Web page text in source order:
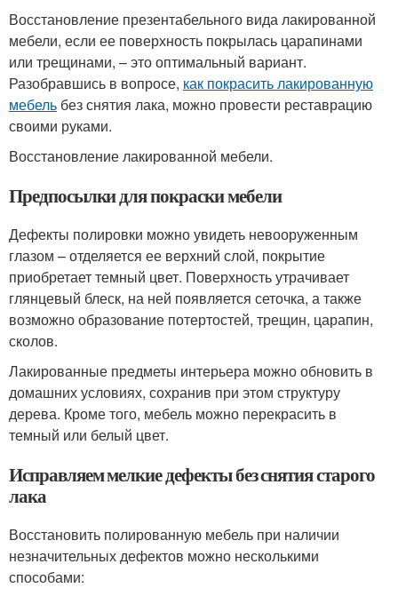
Восстановление презентабельного вида лакированной
мебели, если ее поверхность покрылась царапинами
или трещинами, – это оптимальный вариант.
Разобравшись в вопросе, как покрасить лакированную
мебель без снятия лака, можно провести реставрацию
своими руками.
Восстановление лакированной мебели.
Предпосылки для покраски мебели
Дефекты полировки можно увидеть невооруженным
глазом – отделяется ее верхний слой, покрытие
приобретает темный цвет. Поверхность утрачивает
глянцевый блеск, на ней появляется сеточка, а также
возможно образование потертостей, трещин, царапин,
сколов.
Лакированные предметы интерьера можно обновить в
домашних условиях, сохранив при этом структуру
дерева. Кроме того, мебель можно перекрасить в
темный или белый цвет.
Исправляем мелкие дефекты без снятия старого
лака
Восстановить полированную мебель при наличии
незначительных дефектов можно несколькими
способами: